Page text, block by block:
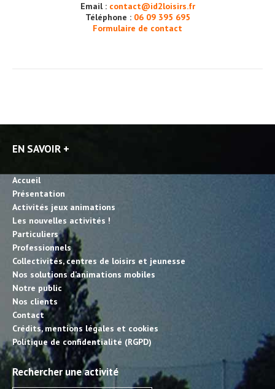
Email : contact@id2loisirs.fr
Téléphone : 06 09 395 695
Formulaire de contact
EN SAVOIR +
Accueil
Présentation
Activités jeux animations
Les nouvelles activités !
Particuliers
Professionnels
Collectivités, centres de loisirs et jeunesse
Nos solutions d’animations mobiles
Notre public
Nos clients
Contact
Crédits, mentions légales et cookies
Politique de confidentialité (RGPD)
Rechercher une activité